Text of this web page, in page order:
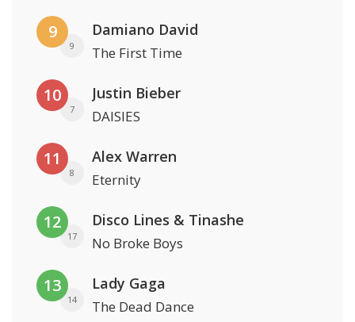
9
9
Damiano David
The First Time
10
7
Justin Bieber
DAISIES
11
8
Alex Warren
Eternity
12
17
Disco Lines & Tinashe
No Broke Boys
13
14
Lady Gaga
The Dead Dance